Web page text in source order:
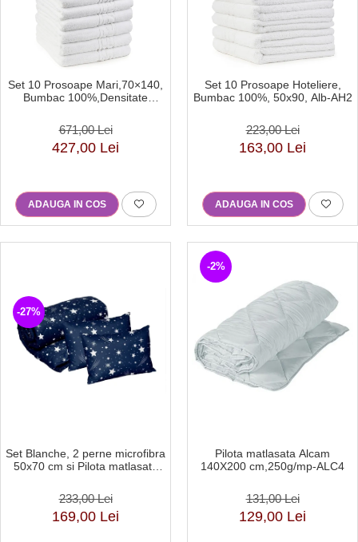
Set 10 Prosoape Mari,70×140,
Bumbac 100%,Densitate
671,00 Lei
427,00 Lei
ADAUGA IN COS
Set 10 Prosoape Hoteliere,
Bumbac 100%, 50x90, Alb-AH2
223,00 Lei
163,00 Lei
ADAUGA IN COS
-27%
Set Blanche, 2 perne microfibra
50x70 cm si Pilota matlasata
233,00 Lei
169,00 Lei
-2%
Pilota matlasata Alcam
140X200 cm,250g/mp-ALC4
131,00 Lei
129,00 Lei